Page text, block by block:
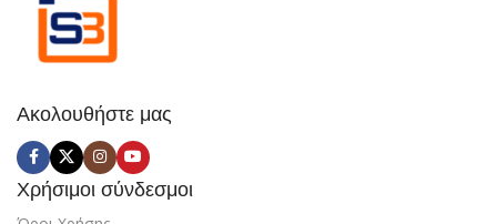
Ακολουθήστε μας
Χρήσιμοι σύνδεσμοι